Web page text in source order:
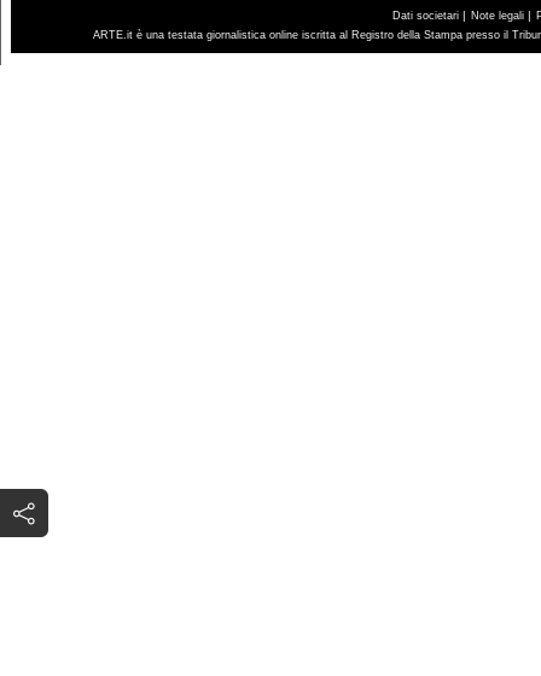
Dati societari | Note legali |
ARTE.it è una testata giornalistica online iscritta al Registro della Stampa presso il